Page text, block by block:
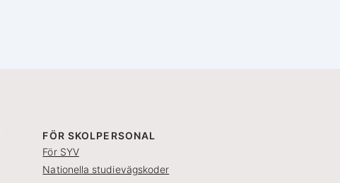
FÖR SKOLPERSONAL
För SYV
Nationella studievägskoder